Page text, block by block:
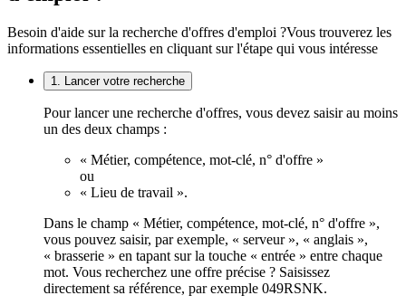
Besoin d'aide sur la recherche d'offres d'emploi ?Vous trouverez les
informations essentielles en cliquant sur l'étape qui vous intéresse
1. Lancer votre recherche
Pour lancer une recherche d'offres, vous devez saisir au moins
un des deux champs :
« Métier, compétence, mot-clé, n° d'offre »
ou
« Lieu de travail ».
Dans le champ « Métier, compétence, mot-clé, n° d'offre »,
vous pouvez saisir, par exemple, « serveur », « anglais »,
« brasserie » en tapant sur la touche « entrée » entre chaque
mot. Vous recherchez une offre précise ? Saisissez
directement sa référence, par exemple 049RSNK.